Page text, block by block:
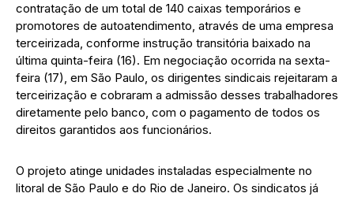
contratação de um total de 140 caixas temporários e
promotores de autoatendimento, através de uma empresa
terceirizada, conforme instrução transitória baixado na
última quinta-feira (16). Em negociação ocorrida na sexta-
feira (17), em São Paulo, os dirigentes sindicais rejeitaram a
terceirização e cobraram a admissão desses trabalhadores
diretamente pelo banco, com o pagamento de todos os
direitos garantidos aos funcionários.
O projeto atinge unidades instaladas especialmente no
litoral de São Paulo e do Rio de Janeiro. Os sindicatos já